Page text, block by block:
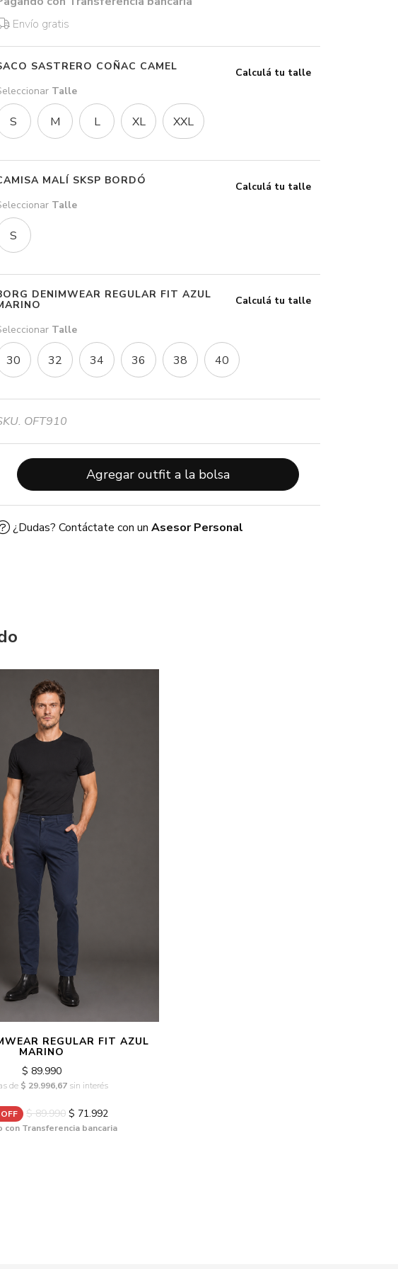
Envío gratis
Calculá tu talle
SASTRERO COÑAC CAMEL
Talle
S M L XL XXL
Calculá tu talle
MALÍ SKSP BORDÓ
Talle
S
Calculá tu talle
DENIMWEAR REGULAR FIT AZUL
Talle
30 32 34 36 38 40
OFT910
Agregar outfit a la bolsa
¿Dudas? Contáctate con un Asesor Personal
REGULAR FIT AZUL
MARINO
$ 89.990
de $ 29.996,67 sin interés
$ 89.990 $ 71.992
con Transferencia bancaria